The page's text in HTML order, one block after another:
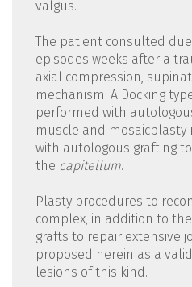
valgus.
The patient consulted
episodes weeks after a
axial compression,
mechanism. A Docking
performed with
muscle and mosaicplasty
with autologous grafting
the capitellum.
Plasty procedures to
complex, in addition to
grafts to repair extensive
proposed herein as a
lesions of this kind.